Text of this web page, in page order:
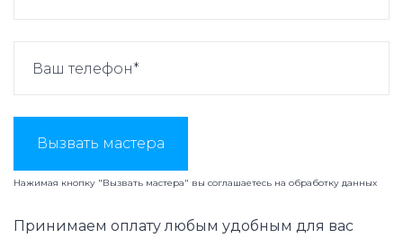
Вызвать мастера
Нажимая кнопку "Вызвать мастера" вы соглашаетесь на обработку данных
Принимаем оплату любым удобным для вас